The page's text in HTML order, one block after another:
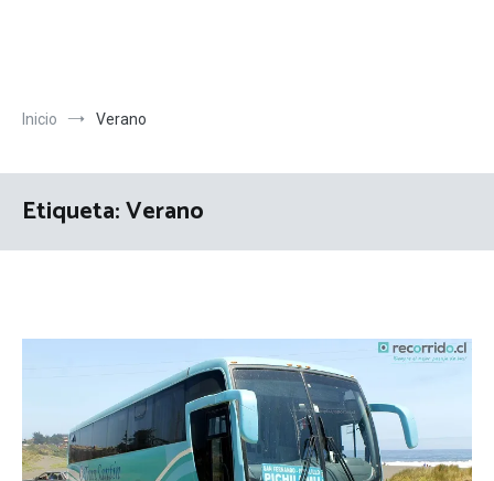
Inicio Verano
Etiqueta:Verano